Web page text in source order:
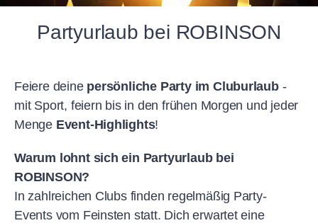
Partyurlaub bei ROBINSON
Feiere deine persönliche Party im Cluburlaub-
mit Sport, feiern bis in den frühen Morgen und jeder
Menge Event-Highlights!
Warum lohnt sich ein Partyurlaub bei
ROBINSON?
In zahlreichen Clubs finden regelmäßig Party-
Events vom Feinsten statt. Dich erwartet eine